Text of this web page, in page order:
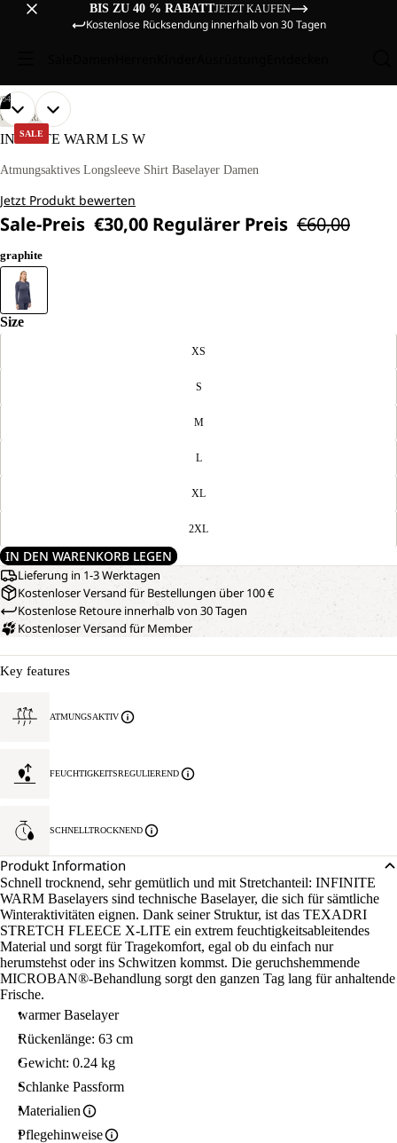
BIS ZU 40 % RABATTJETZT KAUFEN
Kostenlose Rücksendung innerhalb von 30 Tagen
SALE
UNSER
MODEL
IST
GROSS U
RÄGT G
RÖSSE M.
04
BILD
IM
ÖFFNEN
UNSER
MODEL
IST
GROSS U
RÄGT G
RÖSSE M.
BILD
IM
ÖFFNEN
BILD
IM
ÖFFNEN
BILD
IM
ÖFFNEN
WANDERN
INFINITE WARM LS W
Atmungsaktives Longsleeve Shirt Baselayer Damen
Jetzt Produkt bewerten
Sale-Preis €30,00 Regulärer Preis €60,00
graphite
Size
XS
S
M
L
XL
2XL
IN DEN WARENKORB LEGEN
Lieferung in 1-3 Werktagen
Kostenloser Versand für Bestellungen über 100 €
Kostenlose Retoure innerhalb von 30 Tagen
Kostenloser Versand für Member
Key features
ATMUNGSAKTIV
FEUCHTIGKEITSREGULIEREND
SCHNELLTROCKNEND
Produkt Information
Schnell trocknend, sehr gemütlich und mit Stretchanteil: INFINITE
WARM Baselayers sind technische Baselayer, die sich für sämtliche
Winteraktivitäten eignen. Dank seiner Struktur, ist das TEXADRI
STRETCH FLEECE X-LITE ein extrem feuchtigkeitsableitendes
Material und sorgt für Tragekomfort, egal ob du einfach nur
herumstehst oder ins Schwitzen kommst. Die geruchshemmende
MICROBAN®-Behandlung sorgt den ganzen Tag lang für anhaltende
Frische.
warmer Baselayer
Rückenlänge: 63 cm
Gewicht: 0.24 kg
Schlanke Passform
Materialien
Pflegehinweise